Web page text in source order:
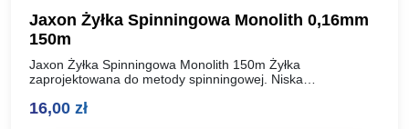
Jaxon Żyłka Spinningowa Monolith 0,16mm
150m
Jaxon Żyłka Spinningowa Monolith 150m Żyłka
zaprojektowana do metody spinningowej. Niska
podniesiona odporność na ścieranie. Kolor przezroczysty
16,00 zł